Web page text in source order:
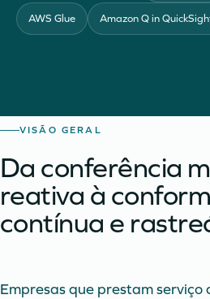
AWS Glue Amazon Q in
VISÃO GERAL
Da conferência
reativa à
contínua e
Empresas que prestam